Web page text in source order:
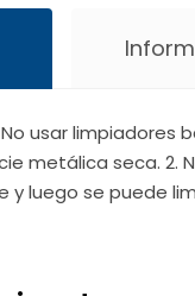
No usar
metálica seca. 2.
y luego se puede